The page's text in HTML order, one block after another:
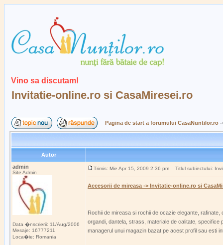
Vino sa discutam!
Invitatie-online.ro si CasaMiresei.ro
Pagina de start a forumului CasaNuntilor.ro
Autor
admin
Site Admin
Data �nscrierii: 11/Aug/2006
Mesaje: 16777211
Loca�ie: Romania
Trimis: Mie Apr 15, 2009 2:36 pm Titlul subiectului:
Accesorii de mireasa -> Invitatie-online.ro si
Rochii de mireasa si rochii de ocazie elegante,
organdi, dantela, strass, materiale de calitate,
managerul unui magazin bazat pe acest profil sau esti